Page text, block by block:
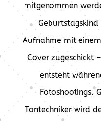
mitgenommen
Geburtstagskind
Aufnahme mit
Cover zugeschickt
entsteht
Fotoshootings.
Tontechniker wird